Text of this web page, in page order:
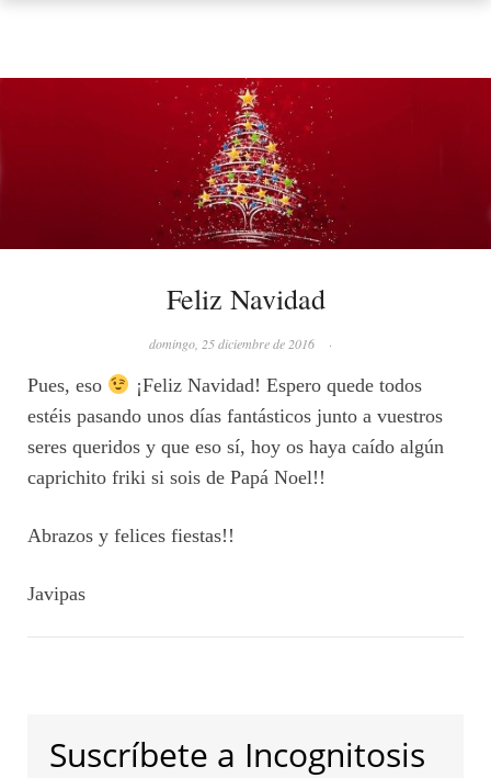
Feliz Navidad
domingo, 25 diciembre de 2016 ·
Pues, eso
¡Feliz Navidad! Espero quede todos
estéis pasando unos días fantásticos junto a vuestros
seres queridos y que eso sí, hoy os haya caído algún
caprichito friki si sois de Papá Noel!!
Abrazos y felices fiestas!!
Javipas
Suscríbete a Incognitosis